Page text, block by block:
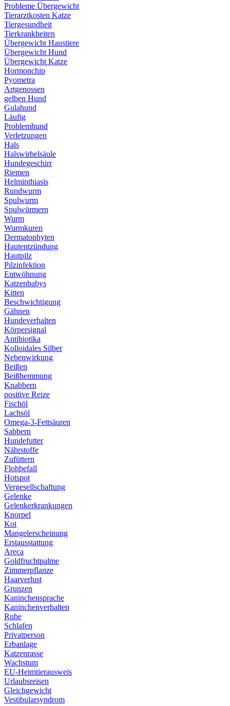
Probleme Übergewicht
Tierarztkosten Katze
Tiergesundheit
Tierkrankheiten
Übergewicht Haustiere
Übergewicht Hund
Übergewicht Katze
Hormonchip
Pyometra
Artgenossen
gelben Hund
Gulahund
Läufig
Problemhund
Verletzungen
Hals
Halswirbelsäule
Hundegeschirr
Riemen
Helminthiasis
Rundwurm
Spulwurm
Spulwürmern
Wurm
Wurmkuren
Dermatophyten
Hautentzündung
Hautpilz
Pilzinfektion
Entwöhnung
Katzenbabys
Kitten
Beschwichtigung
Gähnen
Hundeverhalten
Körpersignal
Antibiotika
Kolloidales Silber
Nebenwirkung
Beißen
Beißhemmung
Knabbern
positive Reize
Fischöl
Lachsöl
Omega-3-Fettsäuren
Sabbern
Hundefutter
Nährstoffe
Zufüttern
Flohbefall
Hotspot
Vergesellschaftung
Gelenke
Gelenkerkrankungen
Knorpel
Kot
Mangelerscheinung
Erstausstattung
Areca
Goldfruchtpalme
Zimmerpflanze
Haarverlust
Grunzen
Kaninchensprache
Kaninchenverhalten
Ruhe
Schlafen
Privatperson
Erbanlage
Katzenrasse
Wachstum
EU-Heimtierausweis
Urlaubsreisen
Gleichgewicht
Vestibularsyndrom